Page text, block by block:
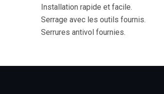
Installation rapide et facile.
Serrage avec les outils fournis.
Serrures antivol fournies.